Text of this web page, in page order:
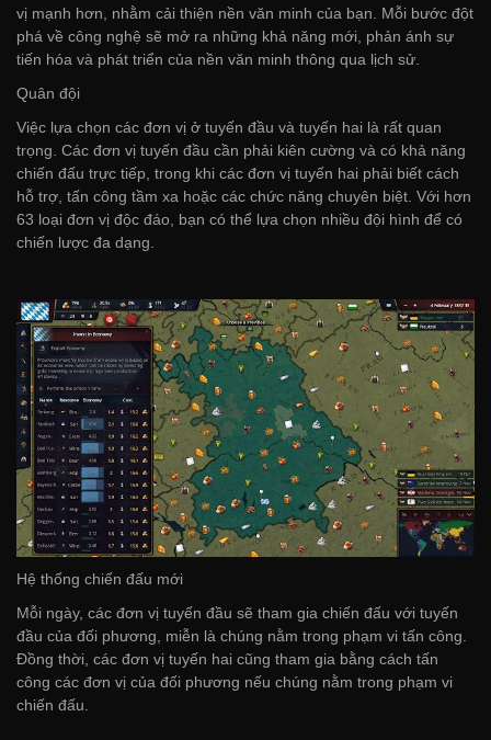
vị mạnh hơn, nhằm cải thiện nền văn minh của bạn. Mỗi bước đột
phá về công nghệ sẽ mở ra những khả năng mới, phản ánh sự
tiến hóa và phát triển của nền văn minh thông qua lịch sử.
Quân đội
Việc lựa chọn các đơn vị ở tuyến đầu và tuyến hai là rất quan
trọng. Các đơn vị tuyến đầu cần phải kiên cường và có khả năng
chiến đấu trực tiếp, trong khi các đơn vị tuyến hai phải biết cách
hỗ trợ, tấn công tầm xa hoặc các chức năng chuyên biệt. Với hơn
63 loại đơn vị độc đáo, bạn có thể lựa chọn nhiều đội hình để có
chiến lược đa dạng.
Hệ thống chiến đấu mới
Mỗi ngày, các đơn vị tuyến đầu sẽ tham gia chiến đấu với tuyến
đầu của đối phương, miễn là chúng nằm trong phạm vi tấn công.
Đồng thời, các đơn vị tuyến hai cũng tham gia bằng cách tấn
công các đơn vị của đối phương nếu chúng nằm trong phạm vi
chiến đấu.